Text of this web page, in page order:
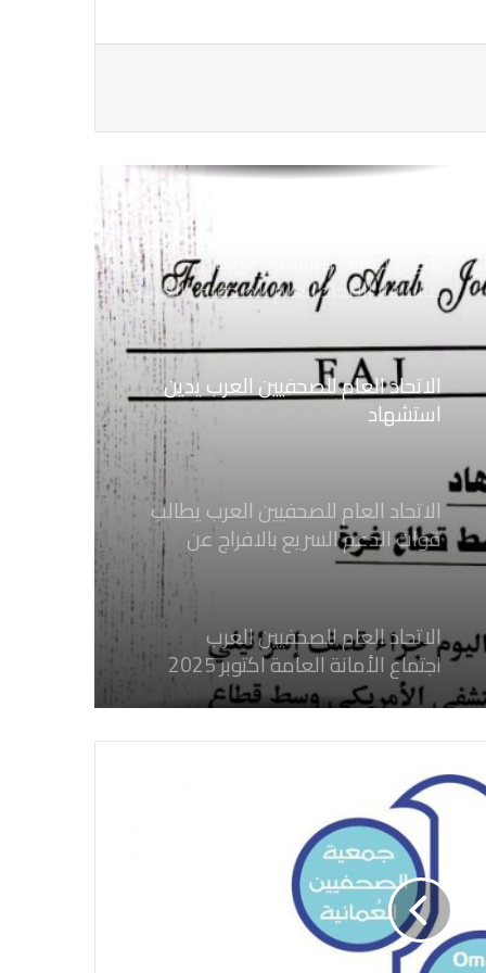
اهتمام الأوضاع الحالية فى ســوريــا
الاتحاد العام للصحفيين العرب يتضامن
مع نقابة الصحفيين اليمنيين فى عدن
ضد الإجراءات التعسفية من السلطات
نعي الاستاذ الهاشمي نويرة
مستشار الاتحاد العام للصحفيين العرب
الاتحاد العام للصحفيين العرب يدين
استشهاد
ثلاثة صحفيين فلسطينيين باستهداف
الاتحاد العام للصحفيين العرب يطالب
قوات الدعم السريع بالافراج عن
الصحفيين السودانيين المعتقلين لديها
الاتحاد العام للصحفيين العرب
اجتماع الأمانة العامة اكتوبر 2025
بكل قوة جرائم الاحتلال الصهيوني فى
غزة والتي نتج عنها اغتيال خمسة
صحفيين فلسطينيين
الاتحاد العام للصحفيين العرب يدين
بكل قوة جريمة إغتيال الاحتلال
الصهيوني للصحفيين الفسطينيين فى